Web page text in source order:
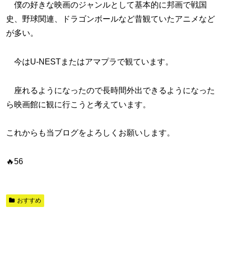
僕の好きな映画のジャンルとして基本的に邦画で戦国
史、野球関連、ドラゴンボールなど昔観ていたアニメなど
が多い。
今はU-NESTまたはアマプラで観ています。
座れるようになったので長時間外出できるようになった
ら映画館に観に行こうと考えています。
これからも当ブログをよろしくお願いします。
🔥56
おすすめ